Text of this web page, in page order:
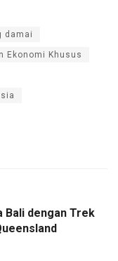
damai
Ekonomi Khusus
Bali dengan Trek